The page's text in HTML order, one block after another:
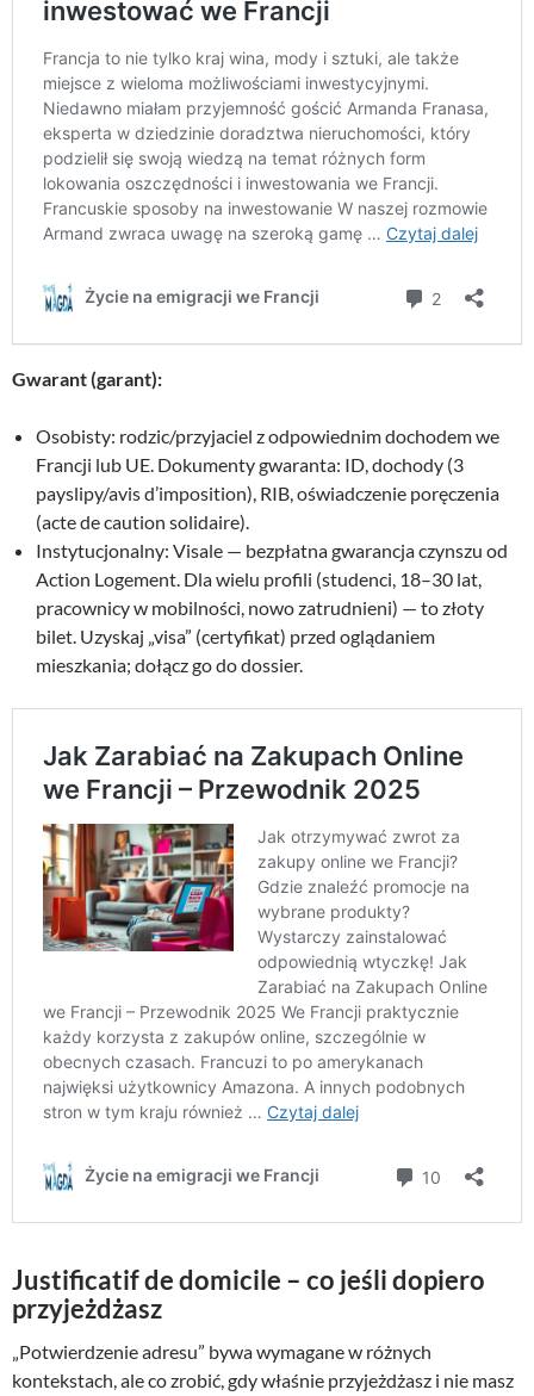
Gwarant (garant):
Osobisty: rodzic/przyjaciel z odpowiednim dochodem we
Francji lub UE. Dokumenty gwaranta: ID, dochody (3
payslipy/avis d’imposition), RIB, oświadczenie poręczenia
(acte de caution solidaire).
Instytucjonalny: Visale — bezpłatna gwarancja czynszu od
Action Logement. Dla wielu profili (studenci, 18–30 lat,
pracownicy w mobilności, nowo zatrudnieni) — to złoty
bilet. Uzyskaj „visa” (certyfikat) przed oglądaniem
mieszkania; dołącz go do dossier.
Justificatif de domicile – co jeśli dopiero
przyjeżdżasz
„Potwierdzenie adresu” bywa wymagane w różnych
kontekstach, ale co zrobić, gdy właśnie przyjeżdżasz i nie masz